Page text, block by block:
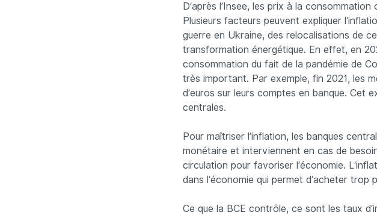
D’après l’Insee, les prix à la
Plusieurs facteurs peuvent expliquer
guerre en Ukraine, des relocalisations de
transformation énergétique. En effet, en
consommation du fait de la pandémie de
très important. Par exemple, fin 2021, les
d’euros sur leurs comptes en banque. Cet
centrales.
Pour maîtriser l’inflation, les banques
monétaire et interviennent en cas de
circulation pour favoriser l’économie.
dans l’économie qui permet d’acheter trop
Ce que la BCE contrôle, ce sont les taux